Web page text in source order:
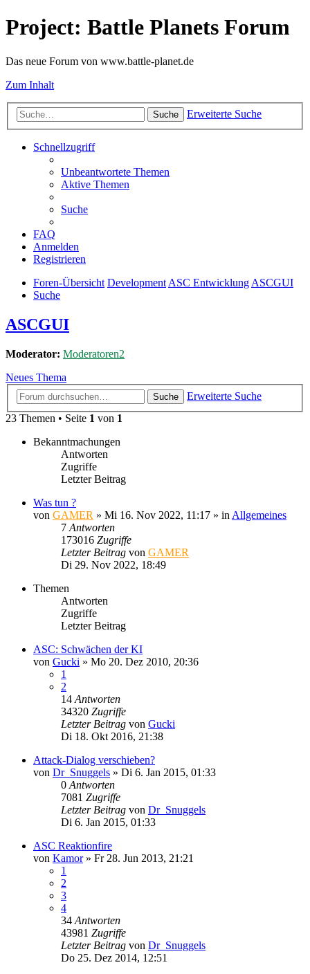
Project: Battle Planets Forum
Das neue Forum von www.battle-planet.de
Zum Inhalt
Suche Erweiterte Suche
Schnellzugriff
Unbeantwortete Themen
Aktive Themen
Suche
FAQ
Anmelden
Registrieren
Foren-Übersicht DevelopmentASC EntwicklungASCGUI
Suche
ASCGUI
Moderator: Moderatoren2
Neues Thema
Suche
Erweiterte Suche
23 Themen • Seite 1 von 1
Bekanntmachungen
Antworten
Zugriffe
Letzter Beitrag
Was tun ?
von GAMER » Mi 16. Nov 2022, 11:17 » in Allgemeines
7 Antworten
173016 Zugriffe
Letzter Beitrag von GAMER
Di 29. Nov 2022, 18:49
Themen
Antworten
Zugriffe
Letzter Beitrag
ASC: Schwächen der KI
von Gucki » Mo 20. Dez 2010, 20:36
1
2
14 Antworten
34320 Zugriffe
Letzter Beitrag von Gucki
Di 18. Okt 2016, 21:38
Attack-Dialog verschieben?
von Dr_Snuggels » Di 6. Jan 2015, 01:33
0 Antworten
7081 Zugriffe
Letzter Beitrag von Dr_Snuggels
Di 6. Jan 2015, 01:33
ASC Reaktionfire
von Kamor» Fr 28. Jun 2013, 21:21
1
2
3
4
34 Antworten
43981 Zugriffe
Letzter Beitrag von Dr_Snuggels
Do 25. Dez 2014, 12:51